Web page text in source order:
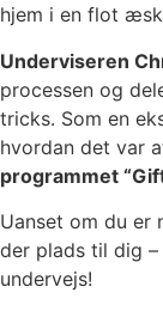
hjem i en flot
Underviseren
processen og
tricks. Som en
hvordan det var
programmet
Uanset om du er
der plads til dig
undervejs!